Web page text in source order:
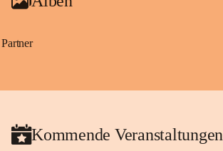
Partner
Kommende Veranstaltungen